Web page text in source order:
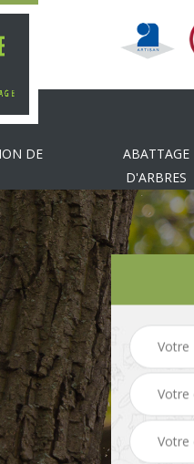
DE
ABATTAGE
D'ARBRES
Abattage d'arbres